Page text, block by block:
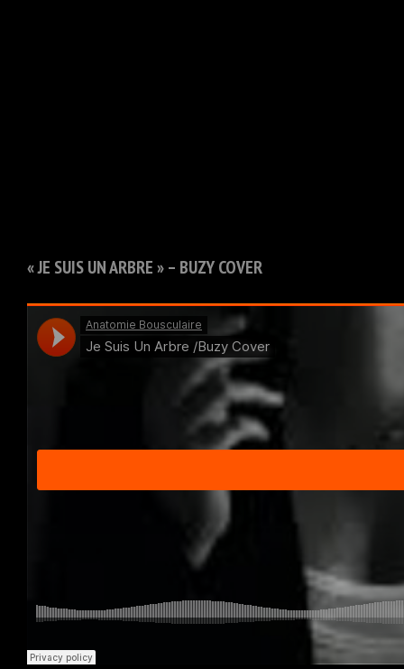
« JE SUIS UN ARBRE » – BUZY COVER